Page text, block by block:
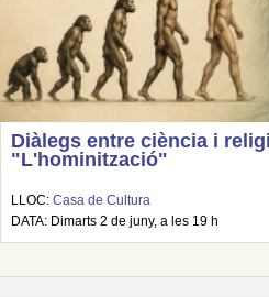
Diàlegs entre ciència i
"L'hominització"
LLOC: Casa de Cultura
DATA: Dimarts 2 de juny, a les 19 h